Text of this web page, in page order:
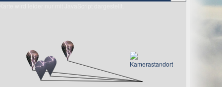
über Zugriffe auf die Website und speichern diese